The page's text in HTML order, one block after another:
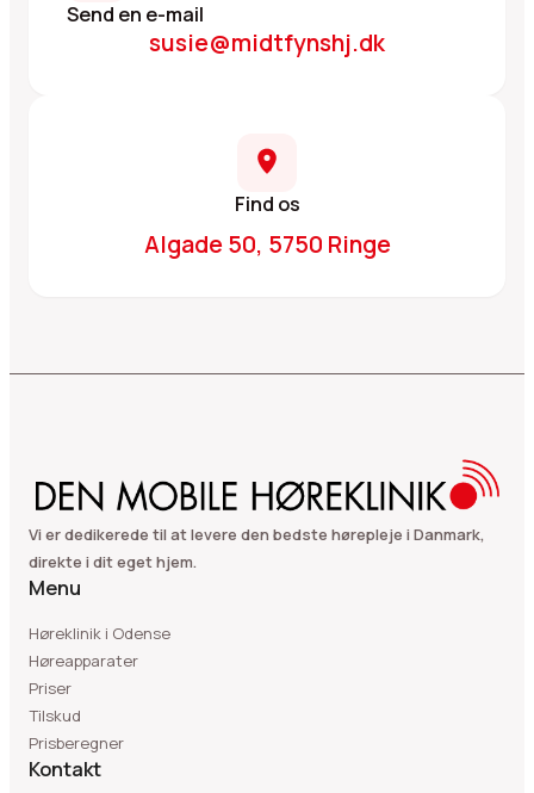
Send en e-mail
susie@midtfynshj.dk
Find os
Algade 50, 5750 Ringe
Vi er dedikerede til at levere den bedste hørepleje i Danmark,
direkte i dit eget hjem.
Menu
Høreklinik i Odense
Høreapparater
Priser
Tilskud
Prisberegner
Kontakt